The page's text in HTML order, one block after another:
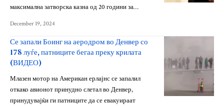
максимална затворска казна од 20 години за…
December 19, 2024
Се запали Боинг на аеродром во Денвер со
178 луѓе, патниците бегаа преку крилата
(ВИДЕО)
Млазен мотор на Американ ерлајнс се запалил
откако авионот принудно слетал во Денвер,
принудувајќи ги патниците да се евакуираат